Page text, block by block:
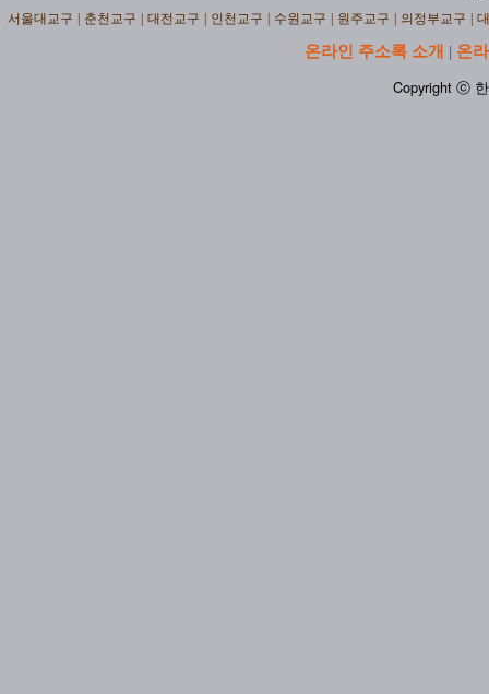
서울대교구 춘천교구 대전교구 인천교구 수원교구 원주교구 의정부교구
온라인 주소록 소개 | 온
Copyright ⓒ